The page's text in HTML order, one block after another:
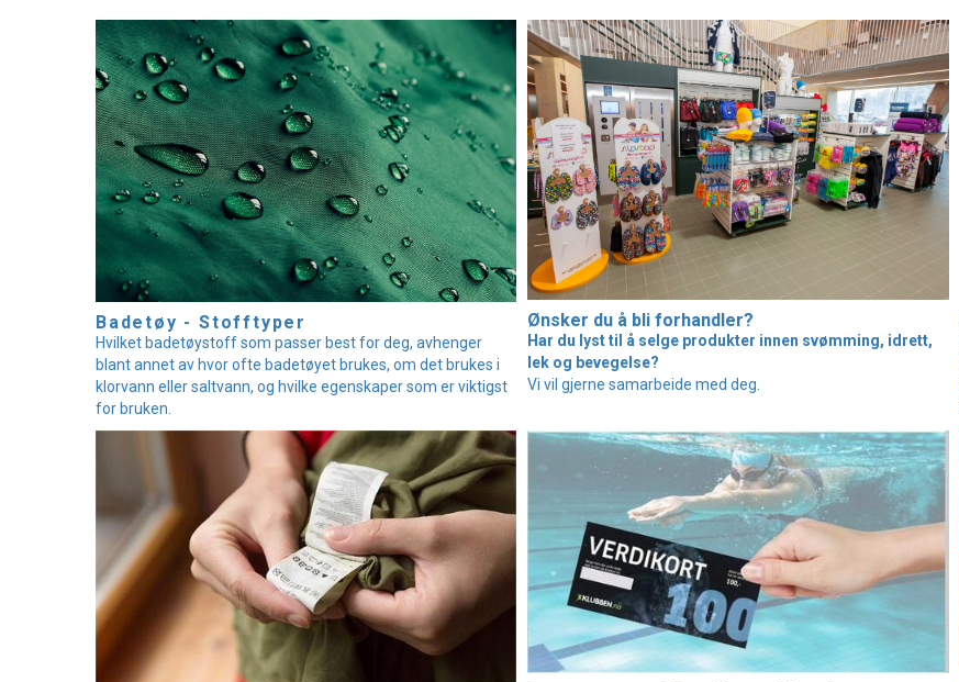
Badetøy - Stofftyper
Hvilket badetøystoff som passer best for deg, avhenger
blant annet av hvor ofte badetøyet brukes, om det brukes i
klorvann eller saltvann, og hvilke egenskaper som er viktigst
for bruken.
Ønsker du å bli forhandler?
Har du lyst til å selge produkter innen svømming, idrett,
lek og bevegelse?
Vi vil gjerne samarbeide med deg.